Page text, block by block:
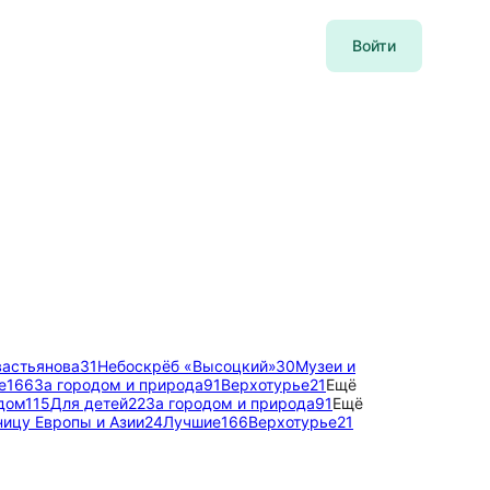
Войти
31Небоскрёб «Высоцкий»30Музеи и
166За городом и природа91Верхотурье21Ещё
115Для детей22За городом и природа91Ещё
Европы и Азии24Лучшие166Верхотурье21